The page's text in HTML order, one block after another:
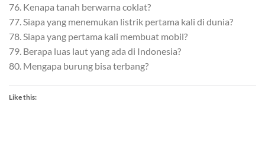
76. Kenapa tanah berwarna coklat?
77. Siapa yang menemukan listrik pertama kali di dunia?
78. Siapa yang pertama kali membuat mobil?
79. Berapa luas laut yang ada di Indonesia?
80. Mengapa burung bisa terbang?
Like this: